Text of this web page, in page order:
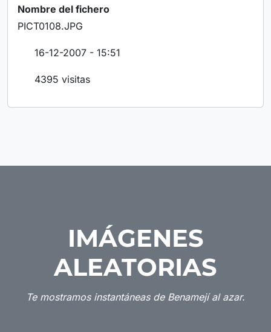
Nombre del fichero
PICT0108.JPG
16-12-2007 - 15:51
4395 visitas
IMÁGENES
ALEATORIAS
Te mostramos instantáneas de Benamejí al azar.